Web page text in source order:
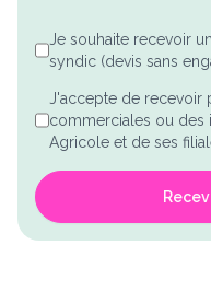
Je souhaite recevoir
syndic (devis sans
J'accepte de recevoir
commerciales ou des
Agricole et de ses